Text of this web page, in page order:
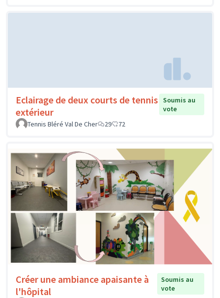
Eclairage de deux courts de tennis
extérieur
Soumis au
vote
Tennis Bléré Val De Cher
29 72
Créer une ambiance apaisante à
l'hôpital
Soumis au
vote